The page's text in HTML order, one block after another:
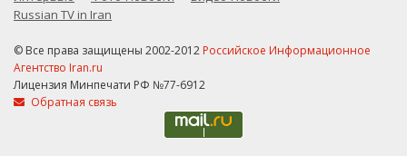
Russian TV in Iran
© Все права защищены 2002-2012 Российское Информационное
Агентство Iran.ru
Лицензия Минпечати РФ №77-6912
Обратная связь